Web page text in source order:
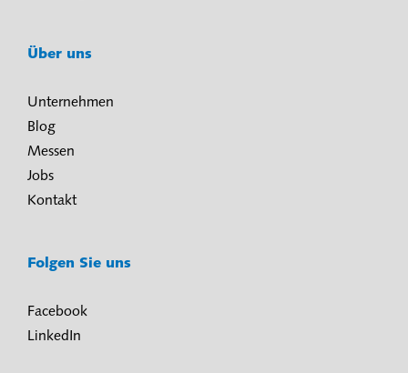
Über uns
Unternehmen
Blog
Messen
Jobs
Kontakt
Folgen Sie uns
Facebook
LinkedIn